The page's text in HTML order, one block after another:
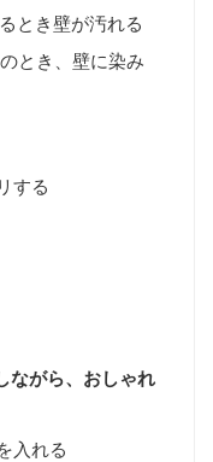
とき壁が汚れる
とき、壁に染み
する
ながら、おしゃれ
入れる